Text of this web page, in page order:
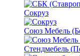
Сокруз
Союз Мебель
Стендмебель